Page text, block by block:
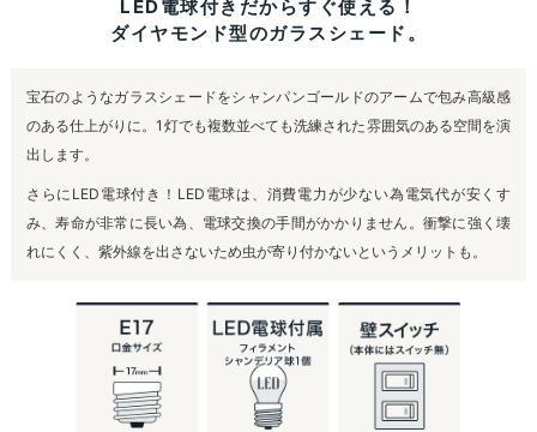
LED電球付きだからすぐ使える！
ダイヤモンド型のガラスシェード。
宝石のようなガラスシェードをシャンパンゴールドのアームで包み高級感
のある仕上がりに。1灯でも複数並べても洗練された雰囲気のある空間を演
出します。
さらにLED電球付き！LED電球は、消費電力が少ない為電気代が安くす
み、寿命が非常に長い為、電球交換の手間がかかりません。衝撃に強く壊
れにくく、紫外線を出さないため虫が寄り付かないというメリットも。